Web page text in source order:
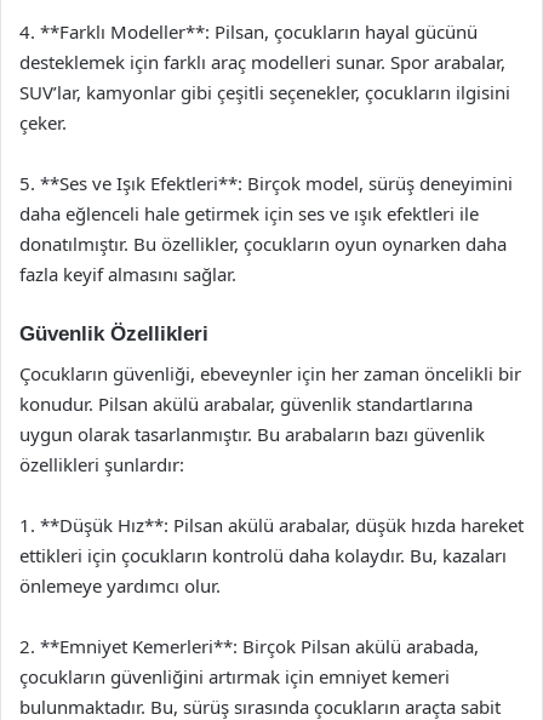
4. **Farklı Modeller**: Pilsan, çocukların hayal gücünü
desteklemek için farklı araç modelleri sunar. Spor arabalar,
SUV’lar, kamyonlar gibi çeşitli seçenekler, çocukların ilgisini
çeker.
5. **Ses ve Işık Efektleri**: Birçok model, sürüş deneyimini
daha eğlenceli hale getirmek için ses ve ışık efektleri ile
donatılmıştır. Bu özellikler, çocukların oyun oynarken daha
fazla keyif almasını sağlar.
Güvenlik Özellikleri
Çocukların güvenliği, ebeveynler için her zaman öncelikli bir
konudur. Pilsan akülü arabalar, güvenlik standartlarına
uygun olarak tasarlanmıştır. Bu arabaların bazı güvenlik
özellikleri şunlardır:
1. **Düşük Hız**: Pilsan akülü arabalar, düşük hızda hareket
ettikleri için çocukların kontrolü daha kolaydır. Bu, kazaları
önlemeye yardımcı olur.
2. **Emniyet Kemerleri**: Birçok Pilsan akülü arabada,
çocukların güvenliğini artırmak için emniyet kemeri
bulunmaktadır. Bu, sürüş sırasında çocukların araçta sabit